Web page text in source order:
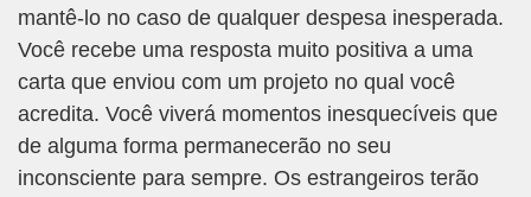
mantê-lo no caso de qualquer despesa inesperada.
Você recebe uma resposta muito positiva a uma
carta que enviou com um projeto no qual você
acredita. Você viverá momentos inesquecíveis que
de alguma forma permanecerão no seu
inconsciente para sempre. Os estrangeiros terão